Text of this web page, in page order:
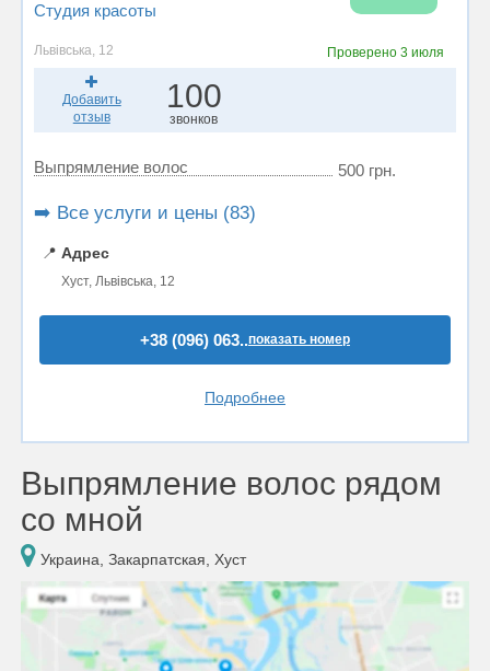
Студия красоты
Львівська, 12 Проверено3 июля
Добавить
отзыв
100
звонков
Выпрямление волос 500 грн.
➡️ Все услуги и цены (83)
📍 Адрес
Хуст, Львівська, 12
+38 (096) 063..показать номер
Подробнее
Выпрямление волос рядом
со мной
Украина, Закарпатская, Хуст